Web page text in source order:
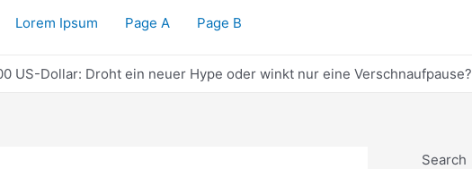
Lorem Ipsum Page A Page B
US-Dollar: Droht ein neuer Hype oder winkt nur eine Verschnaufpause?
Search